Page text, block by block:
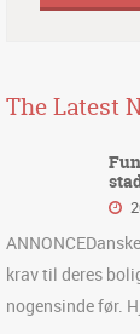
The Latest
krav til deres
nogensinde før.